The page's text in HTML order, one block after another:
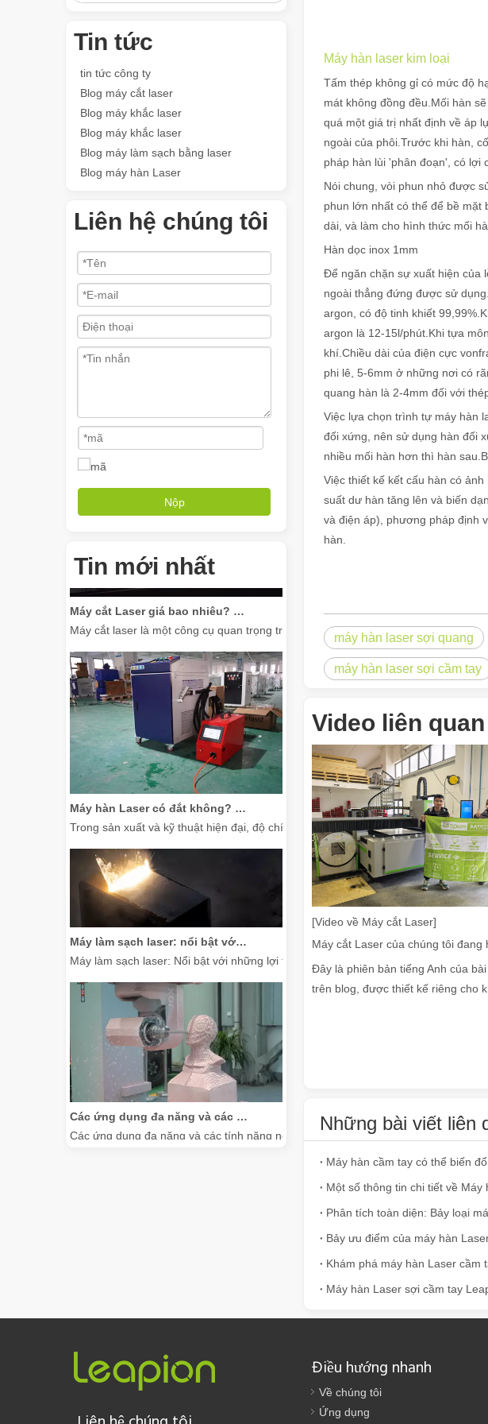
Tin tức
tin tức công ty
Blog máy cắt laser
Blog máy khắc laser
Blog máy khắc laser
Blog máy làm sạch bằng laser
Blog máy hàn Laser
Liên hệ chúng tôi
Nộp
Tin mới nhất
Trong thế giới công nghệ hàn ngày càng phát triển, máy hàn cầm tay đã nổi lên
Máy cắt Laser giá bao nhiêu? Làm thế nào để chọn loại tốt nhất?
Máy cắt laser là một công cụ quan trọng trong sản xuất hiện đại. Cho dù bạn là
Máy hàn Laser có đắt không? Làm thế nào để mua một cái hiệu quả về chi phí?
Trong sản xuất và kỹ thuật hiện đại, độ chính xác và hiệu quả là hết sức quan
Máy làm sạch laser: nổi bật với những lợi thế rõ ràng so với máy làm sạch truyền thống
Máy làm sạch laser: Nổi bật với những lợi thế rõ ràng so với máy làm sạch
Các ứng dụng đa năng và các tính năng nổi bật của máy đánh dấu laser
Các ứng dụng đa năng và các tính năng nổi bật của máy đánh dấu laser trong
Máy hàn laser kim loại
Tấm thép không gỉ có mức độ
mát không đồng đều.Mối hàn
quá một giá trị nhất định về áp
ngoài của phôi.Trước khi hàn,
pháp hàn lùi 'phân đoạn', có lợi
Nói chung, vòi phun nhỏ được
phun lớn nhất có thể để bề mặt
dài, và làm cho hình thức mối
Hàn dọc inox 1mm
Để ngăn chặn sự xuất hiện của
ngoài thẳng đứng được sử
argon, có độ tinh khiết
argon là 12-15l/phút.Khi tựa
khí.Chiều dài của điện cực
phi lê, 5-6mm ở những nơi có
quang hàn là 2-4mm đối với
Việc lựa chọn trình tự máy hàn
đối xứng, nên sử dụng hàn đối
nhiều mối hàn hơn thì hàn
Việc thiết kế kết cấu hàn có
suất dư hàn tăng lên và biến
và điện áp), phương pháp định
hàn.
máy hàn laser sợi quang
máy hàn laser sợi cầm tay
Video liên quan
[Video về Máy cắt Laser]
Đây là phiên bản tiếng Anh của
trên blog, được thiết kế riêng cho
Những bài viết liên
Một số thông tin chi tiết về Máy
Phân tích toàn diện: Bảy loại
Bảy ưu điểm của máy hàn
Máy hàn Laser sợi cầm tay
Điều hướng nhanh
Về chúng tôi
Ứng dụng